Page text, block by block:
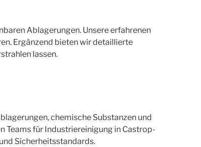
Ablagerungen. Unsere erfahrenen
Ergänzend bieten wir detaillierte
lassen.
chemische Substanzen und
Teams für Industriereinigung in Castrop-
Sicherheitsstandards.